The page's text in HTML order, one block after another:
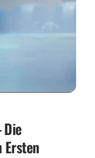
Die
Ersten